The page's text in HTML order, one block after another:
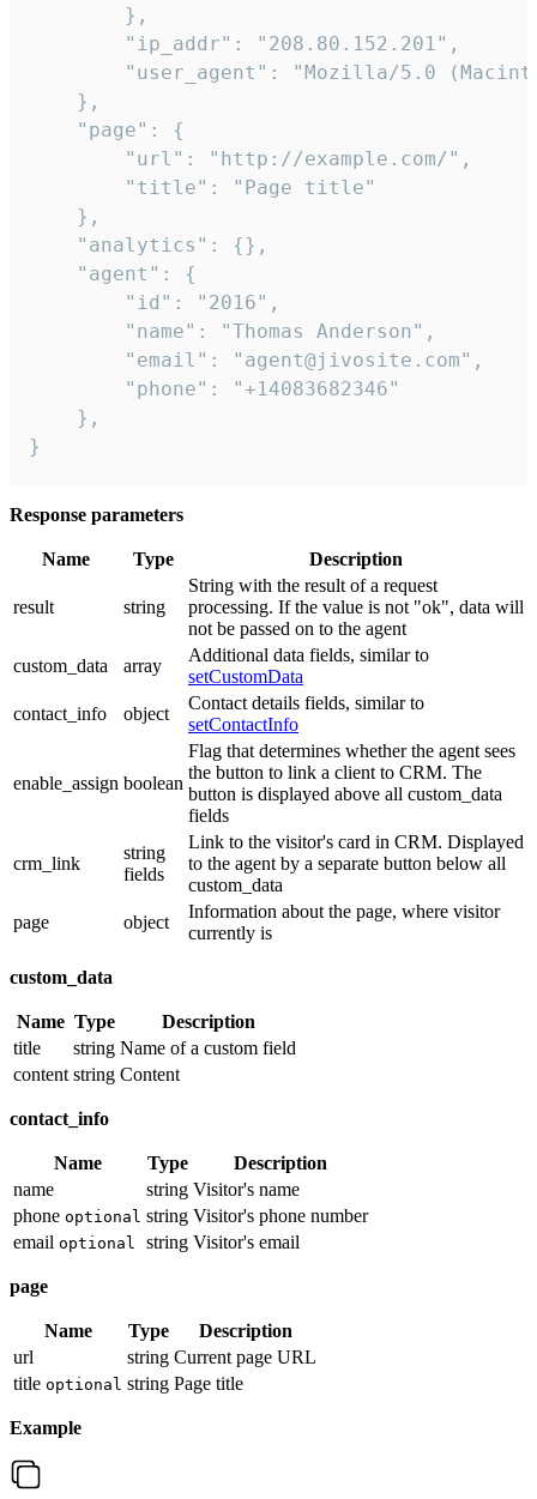
        },
        "ip_addr": "208.80.152.201",
"user_agent": "Mozilla/5.0
    },
    "page": {
        "url": "http://example.com/",
        "title": "Page title"
    },
    "analytics": {},
    "agent": {
        "id": "2016",
        "name": "Thomas Anderson",
        "email": "agent@jivosite.com",
        "phone": "+14083682346"
    },
}
Response parameters
Name Type Description
result string
String with the result of a request
processing. If the value is not "ok", data will
not be passed on to the agent
custom_data
array
Additional data fields, similar to
setCustomData
contact_info
object
Contact details fields, similar to
setContactInfo
enable_assign boolean
Flag that determines whether the agent sees
the button to link a client to CRM. The
button is displayed above all custom_data
fields
crm_link
string
fields
Link to the visitor's card in CRM. Displayed
to the agent by a separate button below all
custom_data
page
object
Information about the page, where visitor
currently is
custom_data
Name Type
Description
title
string Name of a custom field
content string Content
contact_info
Name Type
Description
name
string Visitor's name
phone optional string Visitor's phone number
email optional string Visitor's email
page
Name Type
Description
url
string Current page URL
title optional string Page title
Example